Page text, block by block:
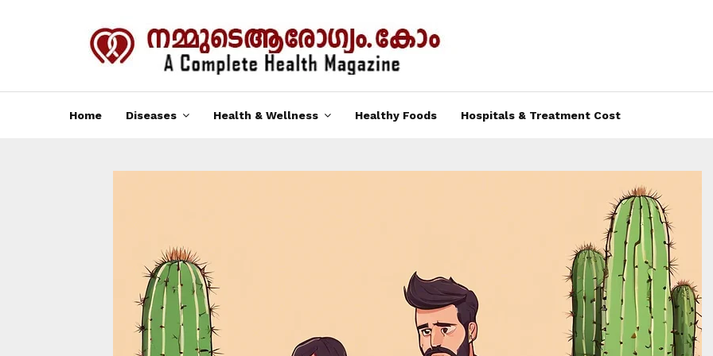
Home Diseases Health & Wellness Healthy Foods Hospitals & Treatment Cost